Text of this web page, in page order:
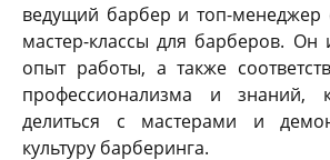
ведущий барбер и топ-менеджер
мастер-классы для барберов. Он
опыт работы, а также
профессионализма и знаний,
делиться с мастерами и
культуру барберинга.